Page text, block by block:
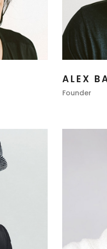
ALEX
Founder